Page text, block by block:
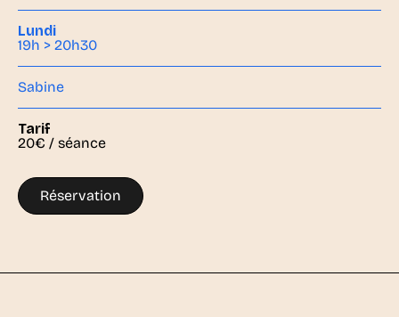
Lundi
19h > 20h30
Sabine
Tarif
20€ / séance
Réservation